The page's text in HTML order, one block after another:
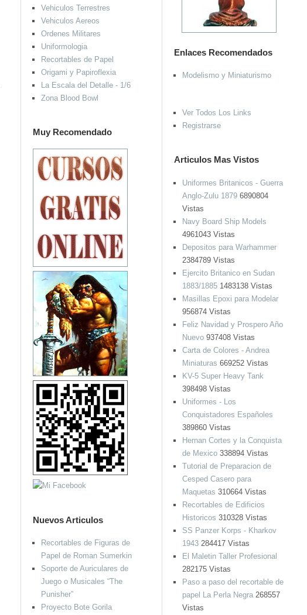
Enlaces Recomendados
Modelismo y Miniaturismo
Ver Todos Los Links
Registrarse
Articulos Mas Vistos
Uniformes Britanicos - Guerra
Anglo-Zulu 18796890804
Vistas
Navy Board Ship Models
4961043 Vistas
Depositos para Warhammer
2384789 Vistas
Ejercito Britanico en Sudan
1883/18851483138 Vistas
Masillas Epoxi para Modelar
956874 Vistas
Feliz Navidad y Prospero Año
Nuevo937408 Vistas
Carta de Colores - Andrea
Miniaturas 669252 Vistas
KV-5 Super Heavy Tank
398498 Vistas
Uniformes - Los
Conquistadores Españoles
389860 Vistas
Hernan Cortes y la Conquista
de Mexico338894 Vistas
Tutorial de Preparacion de
Cesped Casero para
Maquetas 310664 Vistas
Recortables de Edificios
Historicos 310328 Vistas
SS Panzer Korps - Kharkov
1943284417 Vistas
El Maletin Taller Profesional
282175 Vistas
Paso a paso del recortable de
papel La Perla Negra268557
Vistas
Vehiculos Terrestres
Vehiculos Aereos
Ordenes Militares
Uniformologia
Recortables de Papel
Origami y Papiroflexia
La Escala del Detalle - 1/6
Zona Blood Bowl
Muy Recomendado
Nuevos Articulos
Recortables de Figuras de
Papel de Roman Sumerkin
Soporte de Auriculares de
Juego o Musicales “The
Punisher”
Proyecto Bote Gorila